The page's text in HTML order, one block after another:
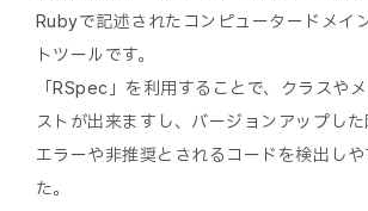
Rubyで記述されたコンピュータードメイ
トツールです。
「RSpec」を利用することで、クラスや
ストが出来ますし、バージョンアップし
エラーや非推奨とされるコードを検出し
た。